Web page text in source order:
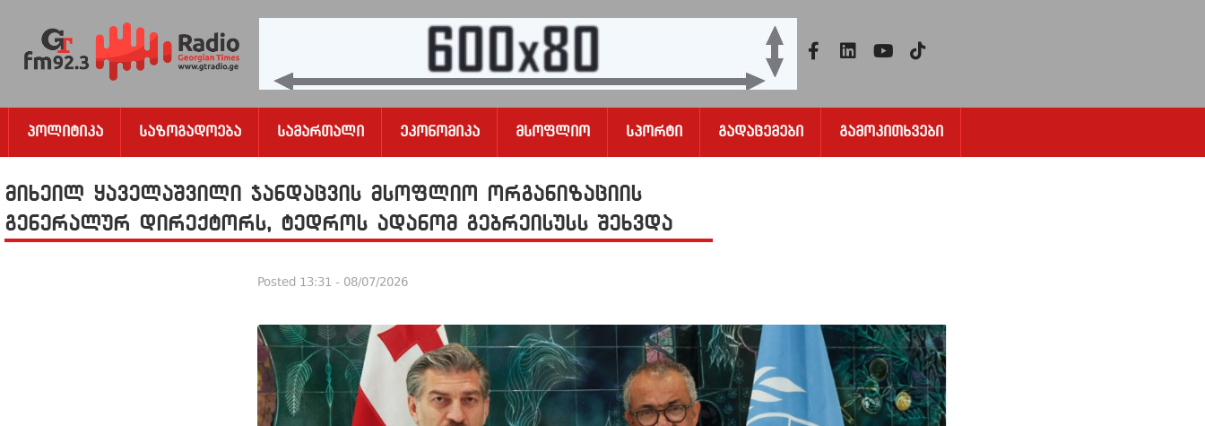
Პოლიტიკა Საზოგადოება Სამართალი Ეკონომიკა Მსოფლიო Სპორტი Გადაცემები Გამოკითხვები
მიხეილ ყაველაშვილი ჯანდაცვის მსოფლიო ორგანიზაციის
გენერალურ დირექტორს, ტედროს ადანომ გებრეისუსს შეხვდა
Posted 13:31 - 08/07/2026